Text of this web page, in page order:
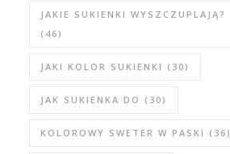
JAKIE SUKIENKI WYSZCZUPLAJĄ?
(46)
JAKI KOLOR SUKIENKI (30)
JAK SUKIENKA DO (30)
KOLOROWY SWETER W PASKI (36)